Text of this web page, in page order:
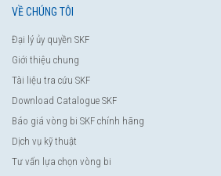
VỀ CHÚNG TÔI
Đại lý ủy quyền SKF
Giới thiệu chung
Tài liệu tra cứu SKF
Download Catalogue SKF
Báo giá vòng bi SKF chính hãng
Dịch vụ kỹ thuật
Tư vấn lựa chọn vòng bi